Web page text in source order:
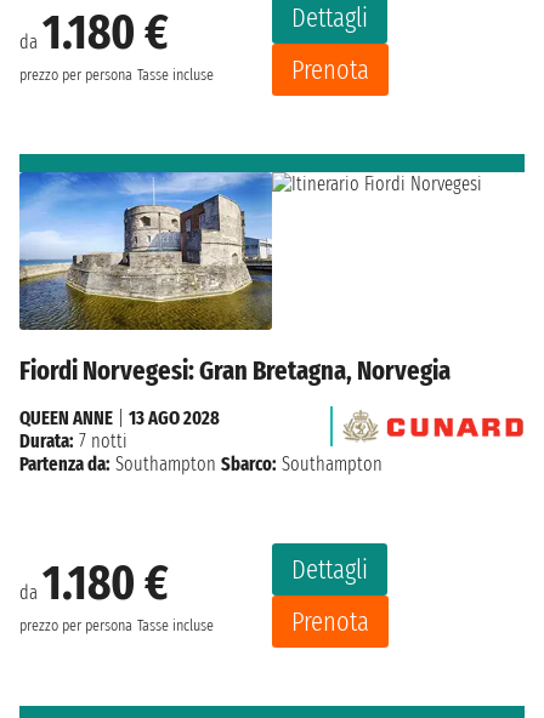
da 1.180 €
prezzo per persona Tasse incluse
Dettagli
Prenota
Fiordi Norvegesi: Gran Bretagna, Norvegia
da 1.180 €
prezzo per persona Tasse incluse
Dettagli
Prenota
QUEEN ANNE
13 AGO 2028
Durata: 7 notti
Partenza da: Southampton Sbarco: Southampton